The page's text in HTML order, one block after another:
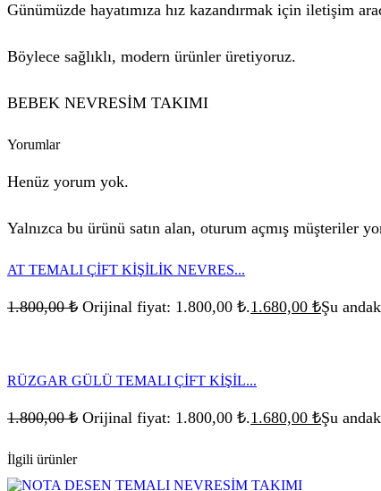
Günümüzde hayatımıza hız kazandırmak için iletişim
Böylece sağlıklı, modern ürünler üretiyoruz.
BEBEK NEVRESİM TAKIMI
Yorumlar
Henüz yorum yok.
Yalnızca bu ürünü satın alan, oturum açmış müşteriler
AT TEMALI ÇİFT KİŞİLİK NEVRES...
1.800,00₺ Orijinal fiyat: 1.800,00 ₺.1.680,00 ₺Şu
RÜZGAR GÜLÜ TEMALI ÇİFT KİŞİL...
1.800,00₺ Orijinal fiyat: 1.800,00 ₺.1.680,00 ₺Şu
İlgili ürünler